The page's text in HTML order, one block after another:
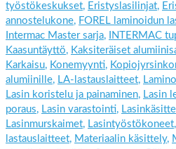
työstökeskukset, Eristyslasilinjat,
annostelukone, FOREL laminoidun
Intermac Master sarja, INTERMAC
Kaasuntäyttö, Kaksiteräiset
Karkaisu, Konemyynti,
alumiinille, LA-lastauslaitteet,
Lasin koristelu ja painaminen, Lasin
poraus, Lasin varastointi,
Lasinmurskaimet, Lasintyöstökoneet,
lastauslaitteet, Materiaalin käsittely,